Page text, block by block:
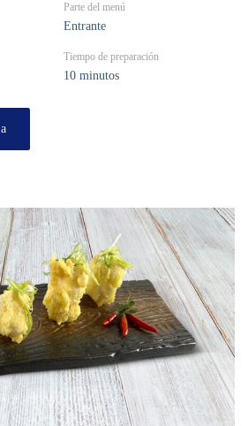
Parte del menú
Entrante
Tiempo de preparación
10 minutos